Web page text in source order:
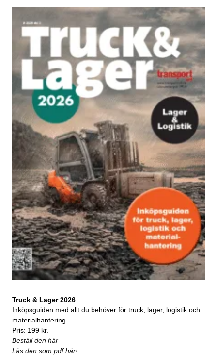
Truck & Lager 2026
Inköpsguiden med allt du behöver för truck, lager, logistik och
materialhantering.
Pris: 199 kr.
Beställ den här
Läs den som pdf här!